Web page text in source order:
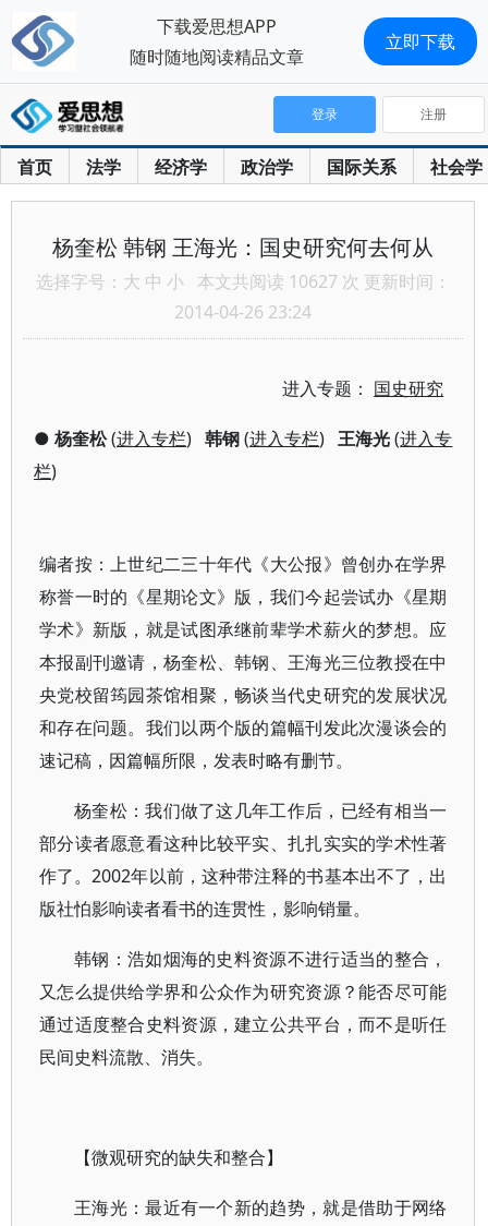
首页 法学 经济学 政治学 国际关系 社会学
登录 注册
杨奎松 韩钢 王海光：国史研究何去何从
选择字号： 大 中 小 本文共阅读 10627 次 更新时间：
2014-04-26 23:24
进入专题： 国史研究
●杨奎松(进入专栏)韩钢(进入专栏)王海光(进入专
栏)
编者按：上世纪二三十年代《大公报》曾创办在学界
称誉一时的《星期论文》版，我们今起尝试办《星期
学术》新版，就是试图承继前辈学术薪火的梦想。应
本报副刊邀请，杨奎松、韩钢、王海光三位教授在中
央党校留筠园茶馆相聚，畅谈当代史研究的发展状况
和存在问题。我们以两个版的篇幅刊发此次漫谈会的
速记稿，因篇幅所限，发表时略有删节。
杨奎松：我们做了这几年工作后，已经有相当一
部分读者愿意看这种比较平实、扎扎实实的学术性著
作了。2002年以前，这种带注释的书基本出不了，出
版社怕影响读者看书的连贯性，影响销量。
韩钢：浩如烟海的史料资源不进行适当的整合，
又怎么提供给学界和公众作为研究资源？能否尽可能
通过适度整合史料资源，建立公共平台，而不是听任
民间史料流散、消失。
【微观研究的缺失和整合】
王海光：最近有一个新的趋势，就是借助于网络
下载爱思想APP
随时随地阅读精品文章
立即下载